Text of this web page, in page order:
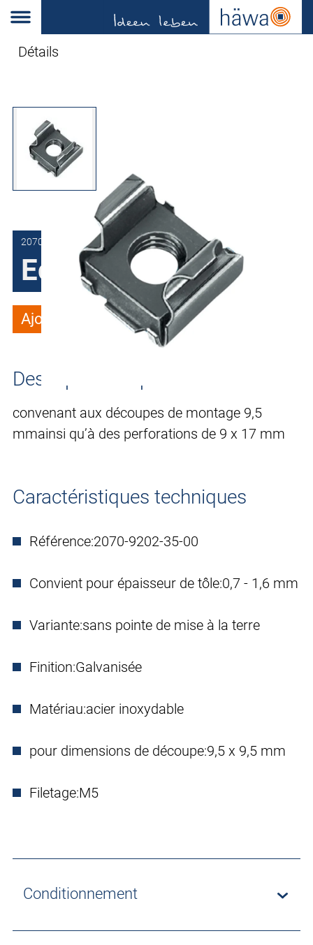
Détails
2070-9202-35-00
Ecrous-clips
Ajouter à la liste de souhaits
Description du produit
convenant aux découpes de montage 9,5
mmainsi qu’à des perforations de 9 x 17 mm
Caractéristiques techniques
Référence:2070-9202-35-00
Convient pour épaisseur de tôle:0,7 - 1,6 mm
Variante:sans pointe de mise à la terre
Finition:Galvanisée
Matériau:acier inoxydable
pour dimensions de découpe:9,5 x 9,5 mm
Filetage:M5
Conditionnement